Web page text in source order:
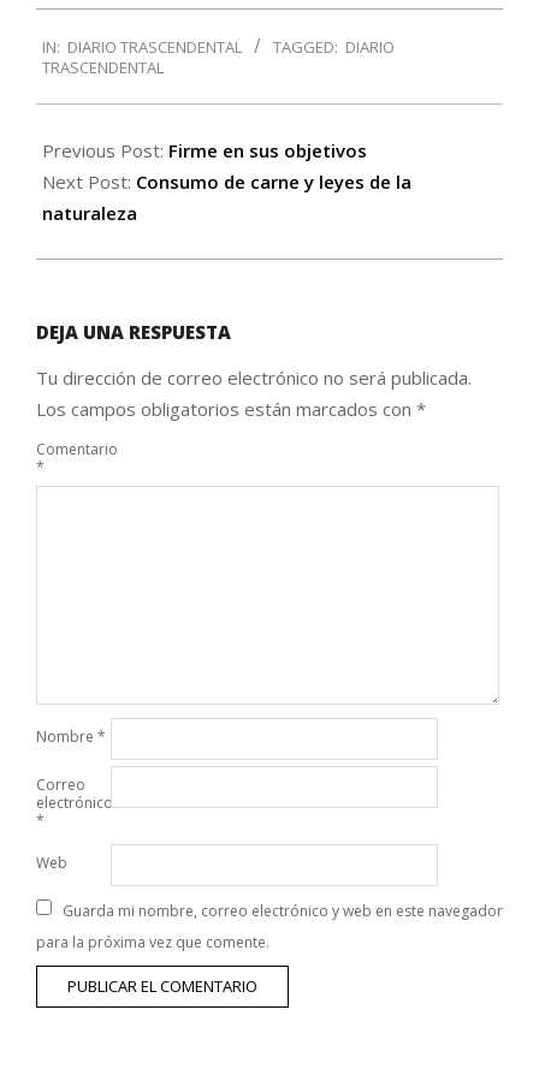
06-
IN: DIARIO TRASCENDENTAL TAGGED: DIARIO
TRASCENDENTAL
Previous Post: Firme en sus objetivos
Next Post: Consumo de carne y leyes de la
naturaleza
DEJA UNA RESPUESTA
Tu dirección de correo electrónico no será publicada.
Los campos obligatorios están marcados con *
Comentario
*
Nombre *
Correo
electrónico
*
Web
Guarda mi nombre, correo electrónico y web en este navegador
para la próxima vez que comente.